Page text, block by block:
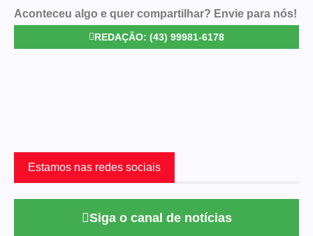
Aconteceu algo e quer compartilhar? Envie para nós!
REDAÇÃO: (43) 99981-6178
Estamos nas redes sociais
Siga o canal de notícias